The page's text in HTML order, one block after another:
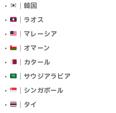
｜韓国
｜ラオス
｜マレーシア
｜オマーン
｜カタール
｜サウジアラビア
｜シンガポール
｜タイ